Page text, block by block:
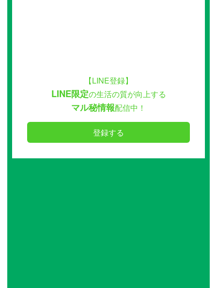
【LINE登録】
LINE限定の生活の質が向上する
マル秘情報配信中！
登録する